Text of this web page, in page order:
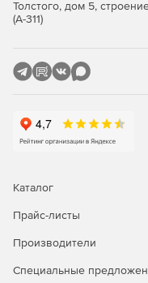
Все возможности
экрана с важной
Маркировка
Толстого, дом 5,
(А-311)
Каталог
Прайс-листы
Производители
Специальные